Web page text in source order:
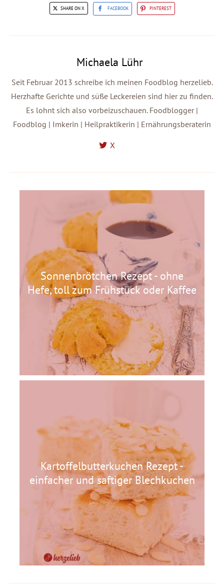
SHARE ON X FACEBOOK PINTEREST
Michaela Lühr
Seit Februar 2013 schreibe ich meinen Foodblog herzelieb.
Herzhafte Gerichte und süße Leckereien sind hier zu finden.
Es lohnt sich also vorbeizuschauen. Foodblogger |
Foodblog | Imkerin | Heilpraktikerin | Ernährungsberaterin
X
Sonnenbrötchen Rezept - ohne
Hefe, toll zum Frühstück oder Kaffee
Kartoffelbutterkuchen Rezept -
einfacher und saftiger Blechkuchen